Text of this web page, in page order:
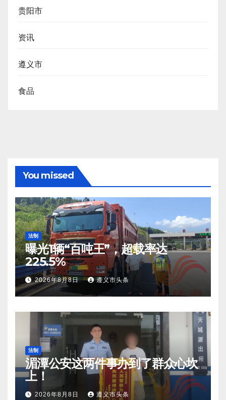
贵阳市
资讯
遵义市
食品
You missed
法制
曝光1辆“百吨王”，超载率达
225.5%
2026年8月8日 遵义市头条
法制
湄潭公安这两件事办到了群众心坎
上！
2026年8月8日 遵义市头条